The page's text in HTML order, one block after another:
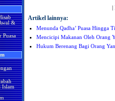
&
Puasa
Islam
|
Artikel lainnya:
Menunda Qadha’ Puasa Hingga
Mencicipi Makanan Oleh Orang
Hukum Berenang Bagi Orang